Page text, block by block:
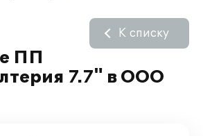
ПП
7.7" в ООО
К списку